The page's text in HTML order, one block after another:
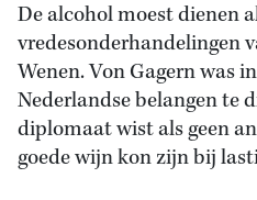
De alcohol moest dienen
vredesonderhandelingen
Wenen. Von Gagern was
Nederlandse belangen te
diplomaat wist als geen
goede wijn kon zijn bij